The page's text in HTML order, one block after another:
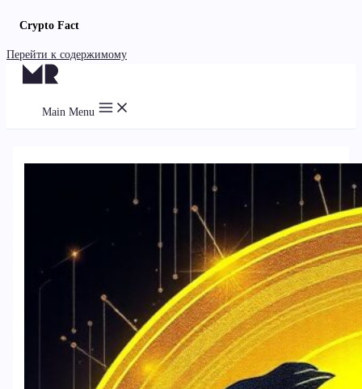
Crypto Fact
Перейти к содержимому
Main Menu